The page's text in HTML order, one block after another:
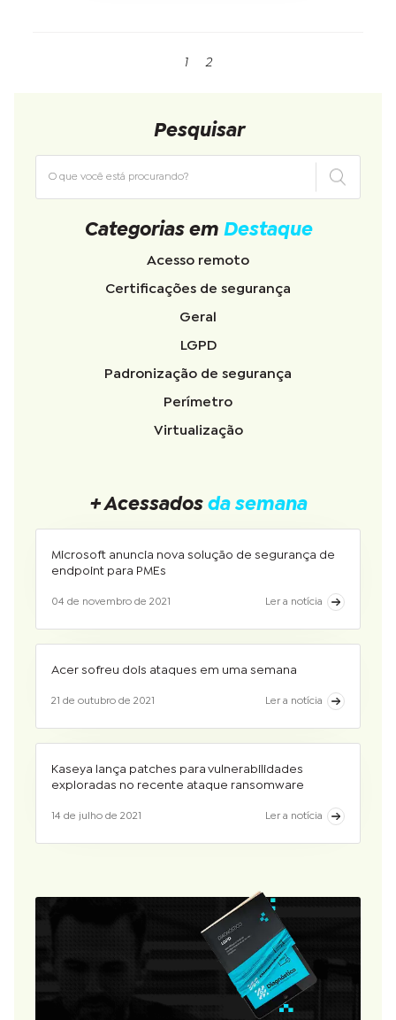
1 2
Pesquisar
Categorias em Destaque
Acesso remoto
Certificações de segurança
Geral
LGPD
Padronização de segurança
Perímetro
Virtualização
+ Acessados da semana
Microsoft anuncia nova solução de segurança de
endpoint para PMEs
04 de novembro de 2021 Ler a notícia
Acer sofreu dois ataques em uma semana
21 de outubro de 2021 Ler a notícia
Kaseya lança patches para vulnerabilidades
exploradas no recente ataque ransomware
14 de julho de 2021 Ler a notícia